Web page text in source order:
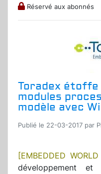
Réservé aux abonnés
Toradex étoffe
modules
modèle avec
Publié le 22-03-2017 par
[EMBEDDED
développement